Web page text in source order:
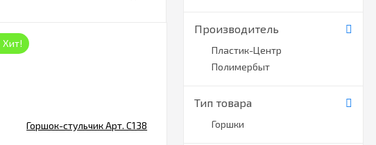
Производитель
Пластик-Центр
Полимербыт
Тип товара
Горшки
Хит!